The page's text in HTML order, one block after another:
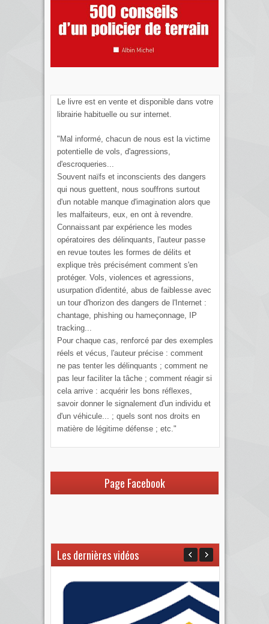
Le livre est en vente et disponible dans votre
librairie habituelle ou sur internet.
"Mal informé, chacun de nous est la victime
potentielle de vols, d'agressions,
d'escroqueries...
Souvent naïfs et inconscients des dangers
qui nous guettent, nous souffrons surtout
d'un notable manque d'imagination alors que
les malfaiteurs, eux, en ont à revendre.
Connaissant par expérience les modes
opératoires des délinquants, l'auteur passe
en revue toutes les formes de délits et
explique très précisément comment s'en
protéger. Vols, violences et agressions,
usurpation d'identité, abus de faiblesse avec
un tour d'horizon des dangers de l'Internet :
chantage, phishing ou hameçonnage, IP
tracking...
Pour chaque cas, renforcé par des exemples
réels et vécus, l'auteur précise : comment
ne pas tenter les délinquants ; comment ne
pas leur faciliter la tâche ; comment réagir si
cela arrive : acquérir les bons réflexes,
savoir donner le signalement d'un individu et
d'un véhicule... ; quels sont nos droits en
matière de légitime défense ; etc."
Page Facebook
Les dernières vidéos